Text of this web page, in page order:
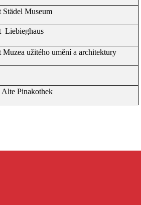
Städel Museum
Liebieghaus
Muzea užitého umění a architektury
Pinakothek